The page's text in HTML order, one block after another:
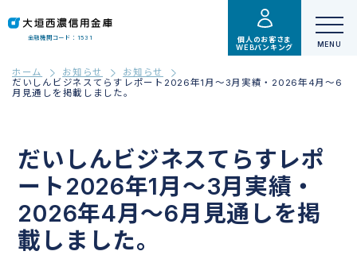
金融機関コード：1531
個人のお客さま
WEBバンキング
ホーム お知らせ
お知らせ
だいしんビジネスてらすレポート2026年1月～3月実績・2026年4月～6
月見通しを掲載しました。
だいしんビジネスてらすレポ
ート2026年1月～3月実績・
2026年4月～6月見通しを掲
載しました。